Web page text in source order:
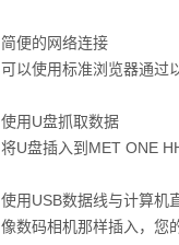
简便的网络连接
可以使用标准浏览器通过
使用U盘抓取数据
将U盘插入到MET ONE
使用USB数据线与计算机
像数码相机那样插入，您